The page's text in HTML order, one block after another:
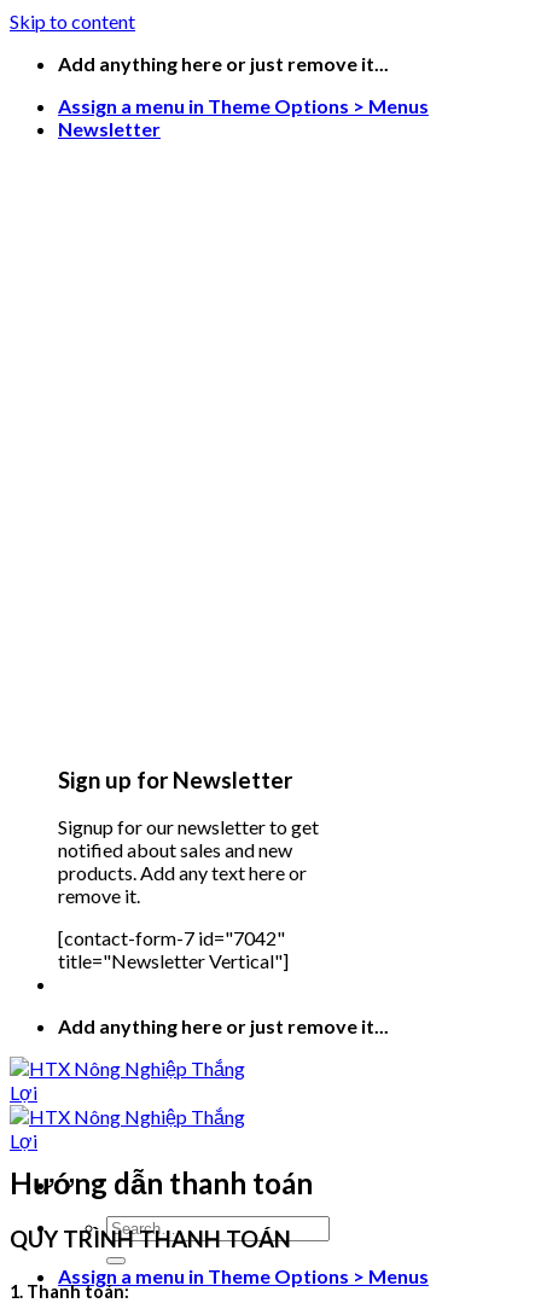
Skip to content
Add anything here or just remove it...
Assign a menu in Theme Options > Menus
Newsletter
Sign up for Newsletter
Signup for our newsletter to get
notified about sales and new
products. Add any text here or
remove it.
[contact-form-7 id="7042"
title="Newsletter Vertical"]
Add anything here or just remove it...
Assign a menu in Theme Options > Menus
Hướng dẫn thanh toán
QUY TRÌNH THANH TOÁN
1. Thanh toán: